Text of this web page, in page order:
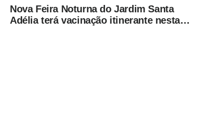
Nova Feira Noturna do Jardim Santa
Adélia terá vacinação itinerante nesta